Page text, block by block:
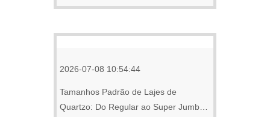
2026-07-08 10:54:44
Tamanhos Padrão de Lajes de
Quartzo: Do Regular ao Super Jumbo